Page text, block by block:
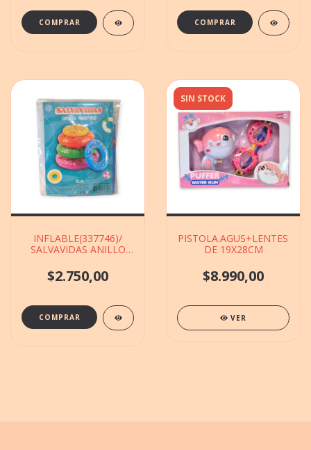
INFLABLE(337746)/
SALVAVIDAS ANILLO
$2.750,00
SIN STOCK
DE 19X28CM
$8.990,00
VER